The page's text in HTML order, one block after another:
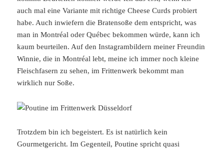
auch mal eine Variante mit richtige Cheese Curds probiert
habe. Auch inwiefern die Bratensoße dem entspricht, was
man in Montréal oder Québec bekommen würde, kann ich
kaum beurteilen. Auf den Instagrambildern meiner Freundin
Winnie, die in Montréal lebt, meine ich immer noch kleine
Fleischfasern zu sehen, im Frittenwerk bekommt man
wirklich nur Soße.
Trotzdem bin ich begeistert. Es ist natürlich kein
Gourmetgericht. Im Gegenteil, Poutine spricht quasi